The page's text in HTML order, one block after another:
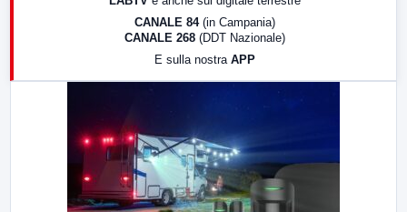
CANALE 84 (in Campania)
CANALE 268 (DDT Nazionale)
E sulla nostra APP